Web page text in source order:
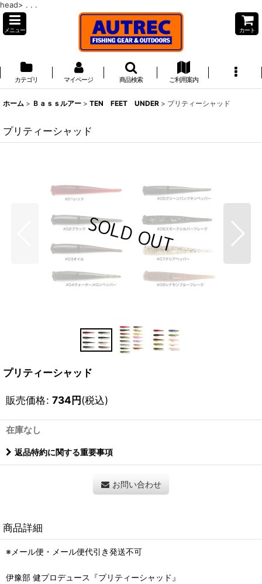
head> . . .
メニュー カート
カテゴリ マイページ 商品検索 ご利用案内
ホーム > Ｂａｓｓルアー > TEN FEET UNDER > プリティーシャッド
プリティーシャッド
プリティーシャッド
販売価格: 734円(税込)
在庫なし
返品特約に関する重要事項
お問い合わせ
商品詳細
※メール便・メール便代引き発送不可
伊豫部 健プロデュース『プリティーシャッド』